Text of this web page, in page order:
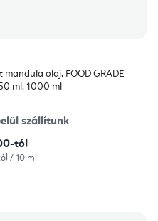
olaj, FOOD GRADE
ml, 1000 ml
szállítunk
tól
/ 10 ml